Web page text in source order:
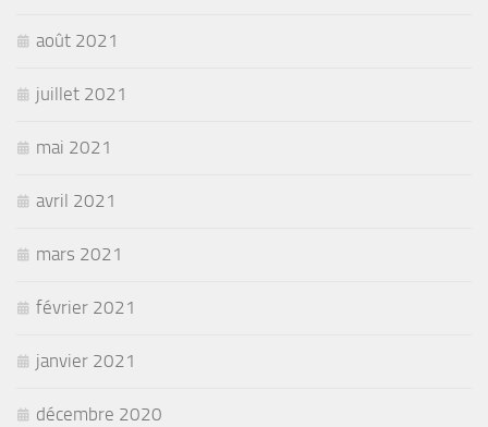
août 2021
juillet 2021
mai 2021
avril 2021
mars 2021
février 2021
janvier 2021
décembre 2020